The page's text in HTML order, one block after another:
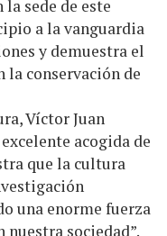
sede de este
a la vanguardia
y demuestra el
la conservación de
Víctor Juan
acogida de
que la cultura
una enorme fuerza
sociedad”.